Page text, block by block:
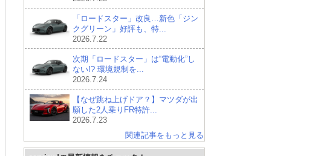
「ロードスター」改良…新色「ジン
クグリーン」好評も、特...
2026.7.22
次期「ロードスター」は“電動化”し
ない!? 環境規制を...
2026.7.24
【なぜ跳ね上げドア？】マツダが出
願した2人乗りFR特許...
2026.7.23
関連記事をもっと見る